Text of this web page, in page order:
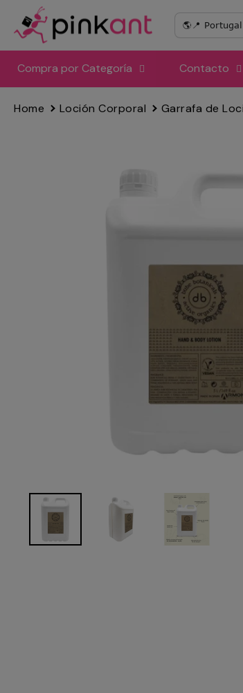
directamente
al
contenido
Compra por Categoría Contacto
Home Loción Corporal Garrafa de